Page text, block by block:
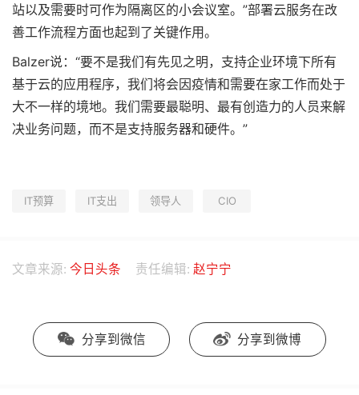
站以及需要时可作为隔离区的小会议室。”部署云服务在改
善工作流程方面也起到了关键作用。
Balzer说：“要不是我们有先见之明，支持企业环境下所有
基于云的应用程序，我们将会因疫情和需要在家工作而处于
大不一样的境地。我们需要最聪明、最有创造力的人员来解
决业务问题，而不是支持服务器和硬件。”
IT预算 IT支出 领导人 CIO
文章来源: 今日头条 责任编辑: 赵宁宁
分享到微信 分享到微博